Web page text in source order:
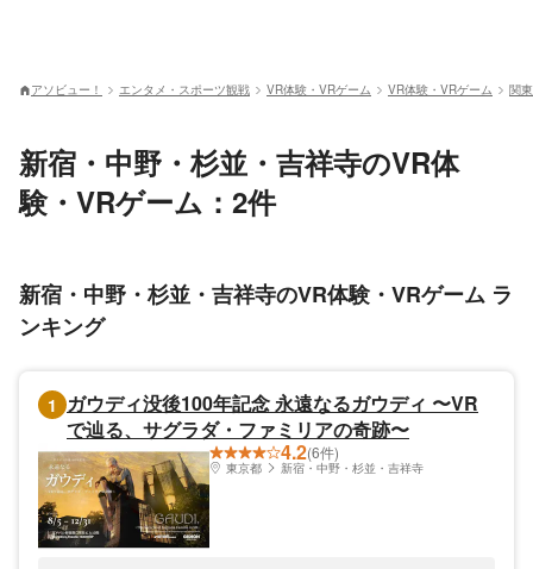
アソビュー！ エンタメ・スポーツ観戦 VR体験・VRゲーム VR体験・VRゲーム 関
新宿・中野・杉並・吉祥寺のVR体
験・VRゲーム：2件
新宿・中野・杉並・吉祥寺のVR体験・VRゲーム ラ
ンキング
1 ガウディ没後100年記念 永遠なるガウディ 〜VR
で辿る、サグラダ・ファミリアの奇跡〜
4.2(6件)
東京都 新宿・中野・杉並・吉祥寺